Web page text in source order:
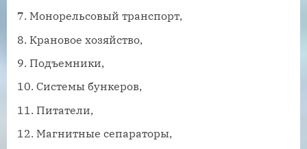
Монорельсовый транспорт,
Крановое хозяйство,
Подъемники,
Системы бункеров,
Питатели,
Магнитные сепараторы,